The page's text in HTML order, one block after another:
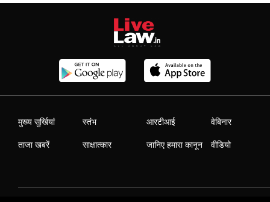
मुख्य सुर्खियां
ताजा खबरें
स्तंभ
साक्षात्कार
आरटीआई
जानिए हमारा कानून
वेबिनार
वीडियो